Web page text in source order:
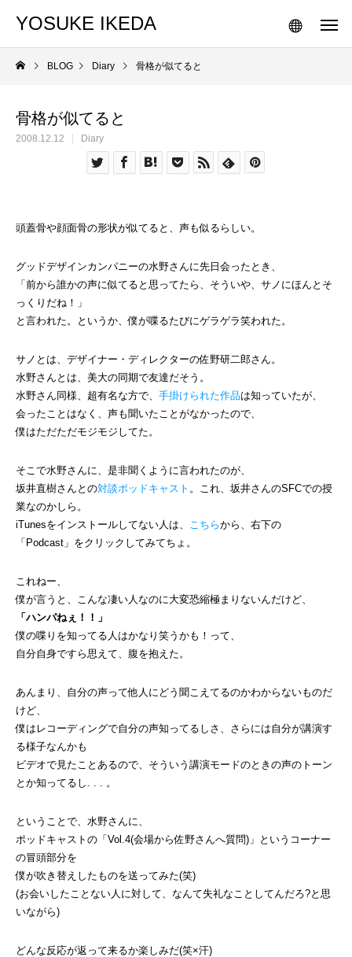
YOSUKE IKEDA
BLOG Diary 骨格が似てると
骨格が似てると
2008.12.12 Diary
頭蓋骨や顔面骨の形状が似てると、声も似るらしい。
グッドデザインカンパニーの水野さんに先日会ったとき、
「前から誰かの声に似てると思ってたら、そういや、サノにほんとそ
っくりだね！」
と言われた。というか、僕が喋るたびにゲラゲラ笑われた。
サノとは、デザイナー・ディレクターの佐野研二郎さん。
水野さんとは、美大の同期で友達だそう。
水野さん同様、超有名な方で、 手掛けられた作品は知っていたが、
会ったことはなく、声も聞いたことがなかったので、
僕はただただモジモジしてた。
そこで水野さんに、是非聞くように言われたのが、
坂井直樹さんとの対談ポッドキャスト 。これ、坂井さんのSFCでの授
業なのかしら。
iTunesをインストールしてない人は、 こちらから、右下の
「Podcast」をクリックしてみてちょ。
これねー、
僕が言うと、こんな凄い人なのに大変恐縮極まりないんだけど、
「ハンパねぇ！！」
僕の喋りを知ってる人はかなり笑うかも！って、
自分自身ですら思えて、腹を抱えた。
あんまり、自分の声って他人にどう聞こえてるのかわからないものだ
けど、
僕はレコーディングで自分の声知ってるしさ、さらには自分が講演す
る様子なんかも
ビデオで見たことあるので、そういう講演モードのときの声のトーン
とか知ってるし. . . 。
ということで、水野さんに、
ポッドキャストの「Vol.4(会場から佐野さんへ質問)」というコーナー
の冒頭部分を
僕が吹き替えしたものを送ってみた(笑)
(お会いしたことない人に対して、なんて失礼なことしてんだろ?と思
いながら)
どんな反応が返って来るか楽しみだ(笑×汗)